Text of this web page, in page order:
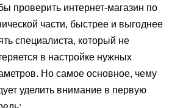
проверить интернет-магазин по
части, быстрее и выгоднее
специалиста, который не
в настройке нужных
Но самое основное, чему
уделить внимание в первую